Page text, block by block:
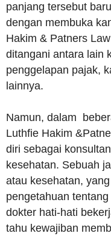
panjang tersebut
dengan membuka
Hakim & Patners
ditangani antara lain
penggelapan pajak,
lainnya.
Namun, dalam
Luthfie Hakim
diri sebagai
kesehatan. Sebuah
atau kesehatan,
pengetahuan
dokter hati-hati
tahu kewajiban